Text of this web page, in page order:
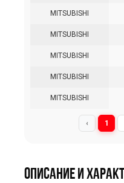
MITSUBISHI
MITSUBISHI
MITSUBISHI
MITSUBISHI
MITSUBISHI
‹ 1
Описание и